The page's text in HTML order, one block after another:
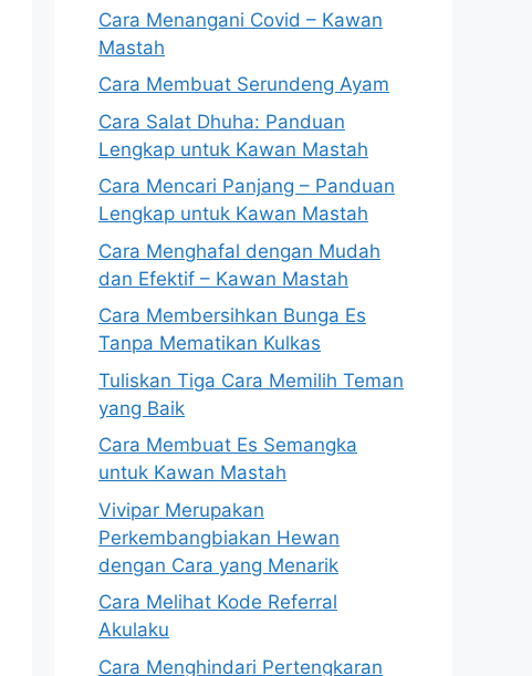
Cara Menangani Covid – Kawan
Mastah
Cara Membuat Serundeng Ayam
Cara Salat Dhuha: Panduan
Lengkap untuk Kawan Mastah
Cara Mencari Panjang – Panduan
Lengkap untuk Kawan Mastah
Cara Menghafal dengan Mudah
dan Efektif – Kawan Mastah
Cara Membersihkan Bunga Es
Tanpa Mematikan Kulkas
Tuliskan Tiga Cara Memilih Teman
yang Baik
Cara Membuat Es Semangka
untuk Kawan Mastah
Vivipar Merupakan
Perkembangbiakan Hewan
dengan Cara yang Menarik
Cara Melihat Kode Referral
Akulaku
Cara Menghindari Pertengkaran